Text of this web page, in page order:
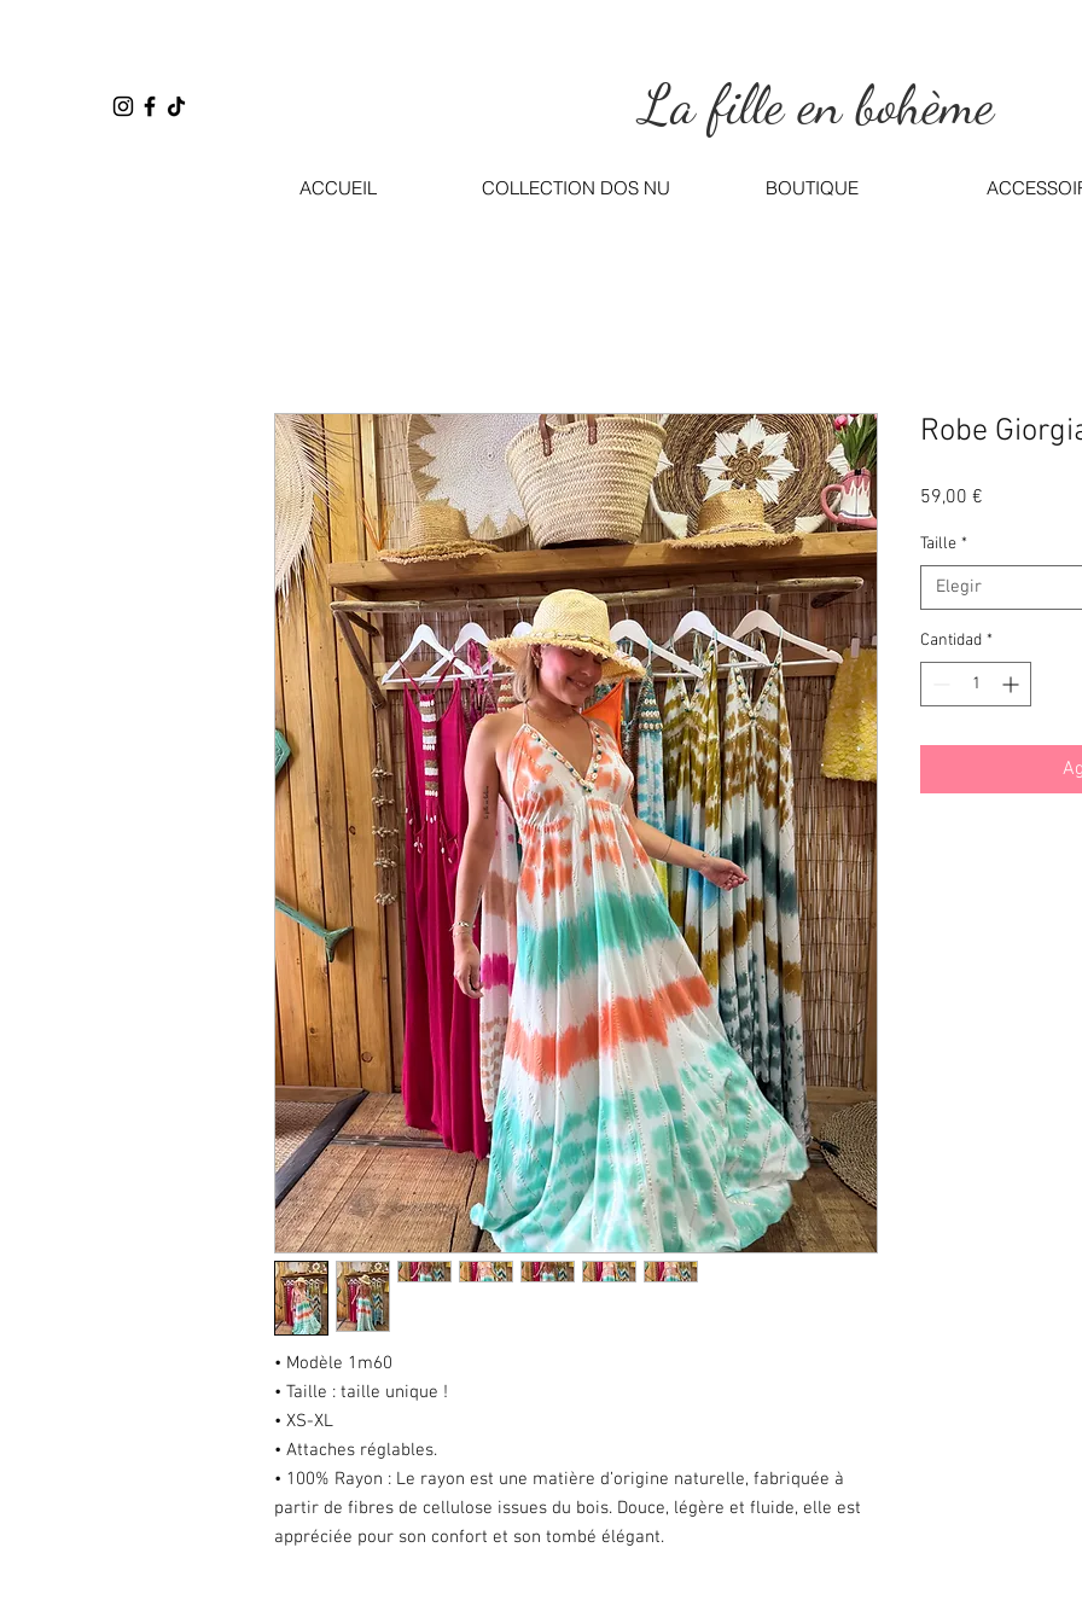
La fille en bohème
ACCUEIL COLLECTION DOS NU BOUTIQUE
• Modèle 1m60
• Taille : taille unique !
• XS-XL
• Attaches réglables.
• 100% Rayon : Le rayon est une matière d’origine naturelle, fabriquée à
partir de fibres de cellulose issues du bois. Douce, légère et fluide, elle est
appréciée pour son confort et son tombé élégant.
Robe
59,00 €
Taille *
Elegir
Cantidad *